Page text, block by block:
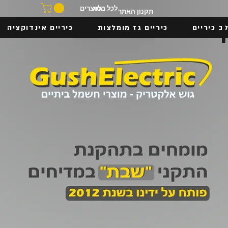
בלוג
לכל המוצרים
כיריים כיריים גז מומלצות כיריים אינדוקציה
תקנון האתר